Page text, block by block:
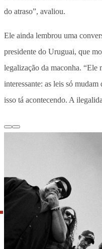
do atraso”, avaliou.
Ele ainda lembrou uma
presidente do Uruguai, que
legalização da maconha. “Ele
interessante: as leis só
isso tá acontecendo. A